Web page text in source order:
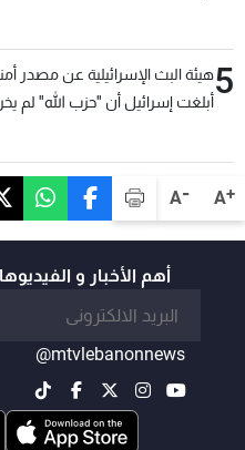
A+
A-
5هيئة البث الإسرائيلية عن مصدر
أبلغت إسرائيل أن "حزب الله" لم
أهم الأخبار و
@mtvlebanonnews